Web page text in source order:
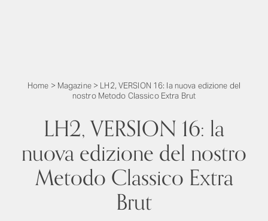
Home > Magazine> LH2, VERSION 16: la nuova edizione del
nostro Metodo Classico Extra Brut
LH2, VERSION 16: la
nuova edizione del nostro
Metodo Classico Extra
Brut